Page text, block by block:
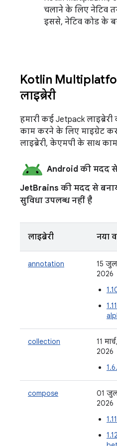
चलाने के लिए नेटिव
इससे, नेटिव कोड के
Kotlin
लाइब्रेरी
हमारी कई Jetpack
काम करने के लिए माइग्रेट
लाइब्रेरी, केएमपी के साथ
Android की मदद से
JetBrains की मदद से
सुविधा उपलब्ध नहीं है
लाइब्रेरी नया
annotation
15
2026
collection
11 मार्च,
2026
compose
01
2026